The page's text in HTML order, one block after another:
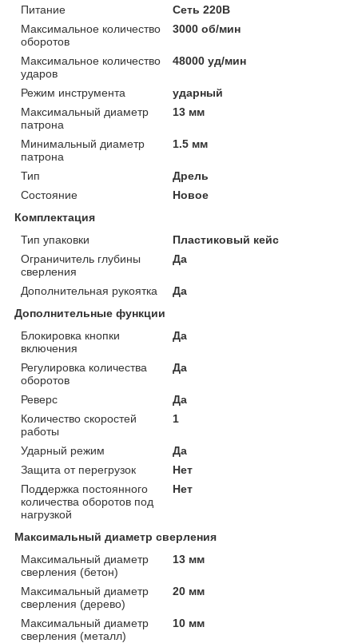
Питание
Сеть 220В
Максимальное количество
оборотов
3000 об/мин
Максимальное количество
ударов
48000 уд/мин
Режим инструмента
ударный
Максимальный диаметр
патрона
13 мм
Минимальный диаметр
патрона
1.5 мм
Тип
Дрель
Состояние
Новое
Комплектация
Тип упаковки
Пластиковый кейс
Ограничитель глубины
сверления
Да
Дополнительная рукоятка
Да
Дополнительные функции
Блокировка кнопки
включения
Да
Регулировка количества
оборотов
Да
Реверс
Да
Количество скоростей
работы
1
Ударный режим
Да
Защита от перегрузок
Нет
Поддержка постоянного
количества оборотов под
нагрузкой
Нет
Максимальный диаметр сверления
Максимальный диаметр
сверления (бетон)
13 мм
Максимальный диаметр
сверления (дерево)
20 мм
Максимальный диаметр
сверления (металл)
10 мм